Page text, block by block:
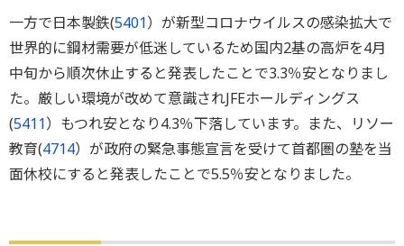
一方で日本製鉄(5401）が新型コロナウイルスの感染拡大で
世界的に鋼材需要が低迷しているため国内2基の高炉を4月
中旬から順次休止すると発表したことで3.3％安となりまし
た。厳しい環境が改めて意識されJFEホールディングス
(5411）もつれ安となり4.3％下落しています。また、リソー
教育(4714）が政府の緊急事態宣言を受けて首都圏の塾を当
面休校にすると発表したことで5.5％安となりました。